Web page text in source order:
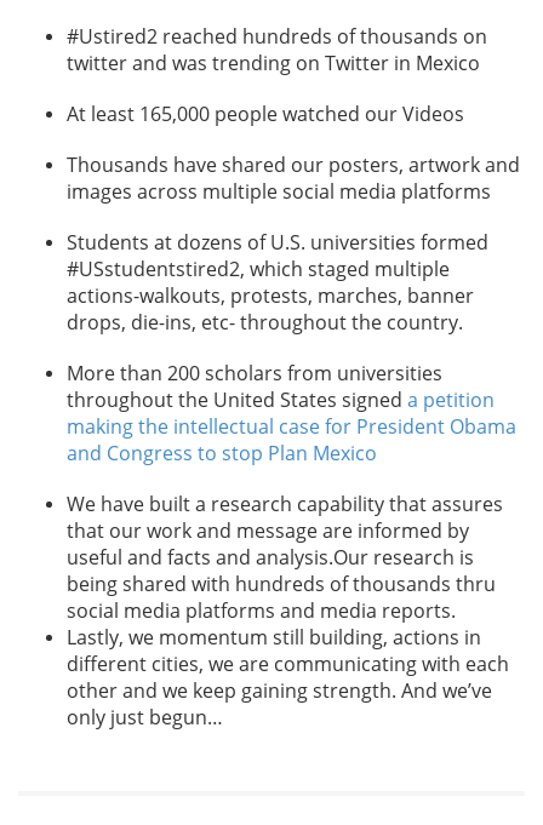
#Ustired2 reached hundreds of thousands on
twitter and was trending on Twitter in Mexico
At least 165,000 people watched our Videos
Thousands have shared our posters, artwork and
images across multiple social media platforms
Students at dozens of U.S. universities formed
#USstudentstired2, which staged multiple
actions-walkouts, protests, marches, banner
drops, die-ins, etc- throughout the country.
More than 200 scholars from universities
throughout the United States signed a petition
making the intellectual case for President Obama
and Congress to stop Plan Mexico
We have built a research capability that assures
that our work and message are informed by
useful and facts and analysis.Our research is
being shared with hundreds of thousands thru
social media platforms and media reports.
Lastly, we momentum still building, actions in
different cities, we are communicating with each
other and we keep gaining strength. And we’ve
only just begun…